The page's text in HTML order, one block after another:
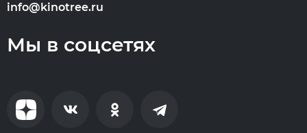
info@kinotree.ru
Мы в соцсетях